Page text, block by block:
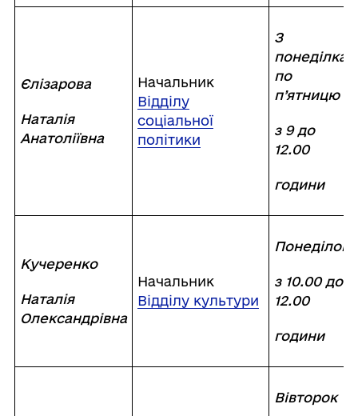
Єлізарова
Наталія
Анатоліївна
Начальник
Відділу
соціальної
політики
З
понеділка
по
п’ятницю
з 9 до
12.00
години
Кучеренко
Наталія
Олександрівна
Начальник
Відділу культури
Понеділок
з 10.00 до
12.00
години
Вівторок